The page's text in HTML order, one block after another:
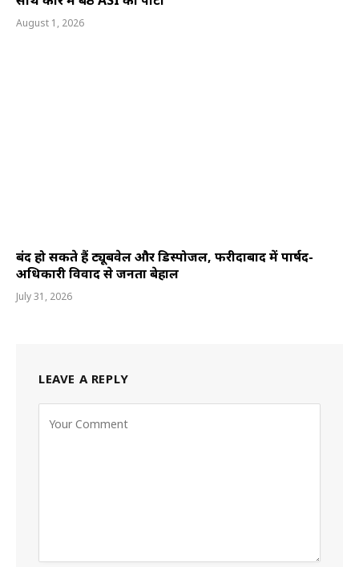
August 1, 2026
बंद हो सकते हैं ट्यूबवेल और डिस्पोजल, फरीदाबाद में पार्षद-
अधिकारी विवाद से जनता बेहाल
July 31, 2026
LEAVE A REPLY